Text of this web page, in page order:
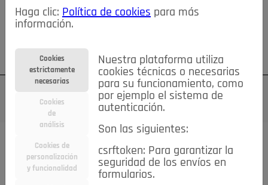
TABLÓN DE ANUNCIOS MIS ANUNCIOS CONTACTO
NOSOTROS
Su cuenta Regístrese ¿Olvidó su contraseña?
Todas las secciones..
#MemoriaHistorica Actualidad Asociaciones
Bares,
Haga clic: Política de cookies para más
información.
Cookies
estrictamente
necesarias
Cookies
de
análisis
Cookies de
personalización
y funcionalidad
Nuestra plataforma utiliza
cookies técnicas o necesarias
para su funcionamiento, como
por ejemplo el sistema de
autenticación.
Son las siguientes:
csrftoken: Para garantizar la
seguridad de los envíos en
formularios.